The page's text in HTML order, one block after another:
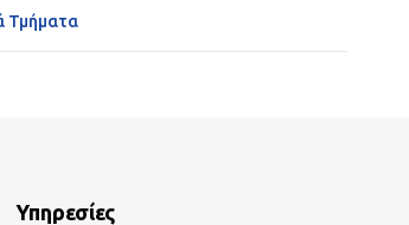
Τμήματα
Υπηρεσίες